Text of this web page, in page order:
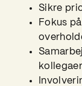
Sikre
Fokus